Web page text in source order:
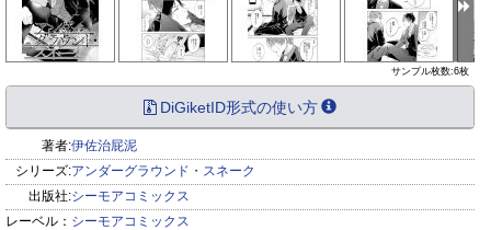
サンプル枚数:6枚
DiGiketID形式の使い方
著者:伊佐治屁泥
シリーズ:アンダーグラウンド・スネーク
出版社:シーモアコミックス
レーベル： シーモアコミックス